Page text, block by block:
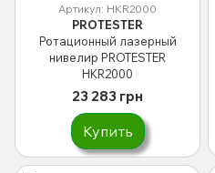
Артикул: HKR2000
PROTESTER
Ротационный лазерный
нивелир PROTESTER
HKR2000
23 283 грн
Купить